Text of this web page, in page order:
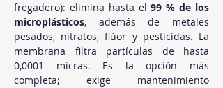
fregadero): elimina hasta el 99 % de los
microplásticos, además de metales
pesados, nitratos, flúor y pesticidas. La
membrana filtra partículas de hasta
0,0001 micras. Es la opción más
completa; exige mantenimiento